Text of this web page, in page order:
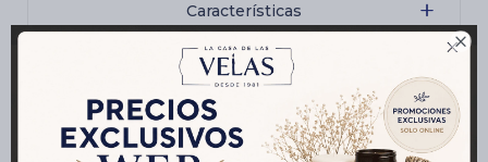

Características